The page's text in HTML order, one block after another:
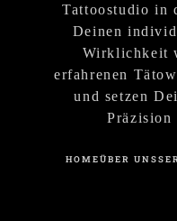
Tattoostudio in
Deinen
Wirklichkeit
erfahrenen
und setzen
Präzision
HOMEÜBER UNS